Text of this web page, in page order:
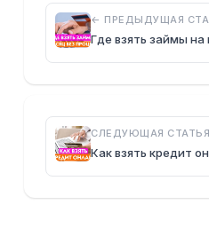
← ПРЕДЫДУЩАЯ
Где взять займы на
СЛЕДУЮЩАЯ
Как взять кредит